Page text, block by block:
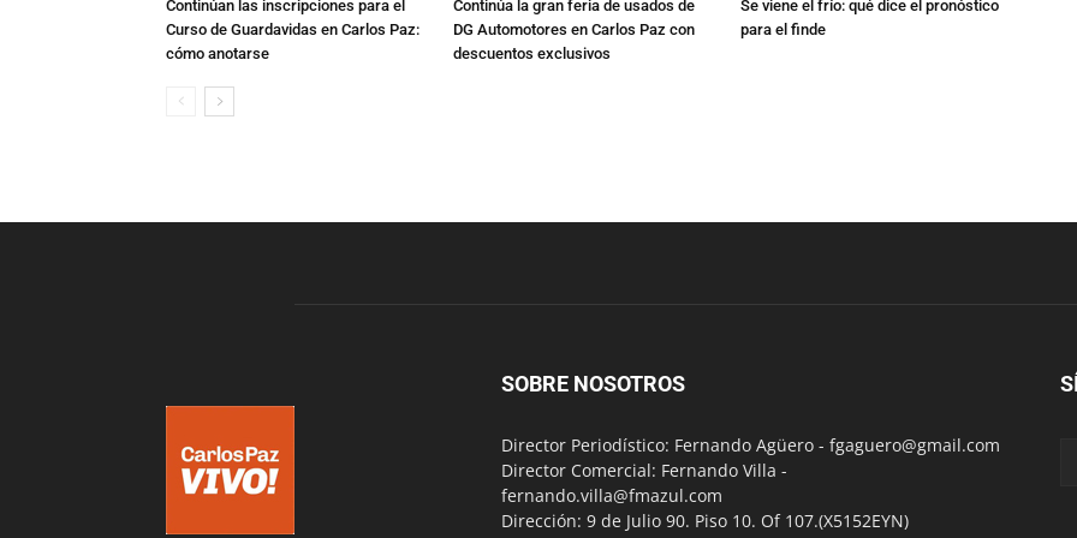
Continúan las inscripciones para el
Curso de Guardavidas en Carlos Paz:
cómo anotarse
Continúa la gran feria de usados de
DG Automotores en Carlos Paz con
descuentos exclusivos
Se viene el frío: qué dice el pronóstico
para el finde
SOBRE NOSOTROS
Director Periodístico: Fernando Agüero - fgaguero@gmail.com
Director Comercial: Fernando Villa -
fernando.villa@fmazul.com
Dirección: 9 de Julio 90. Piso 10. Of 107.(X5152EYN)